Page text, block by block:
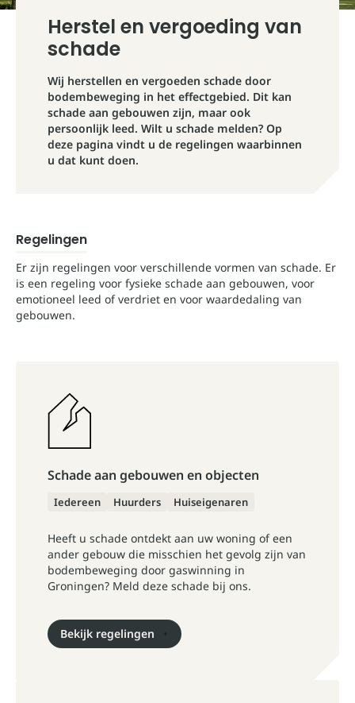
Herstel en vergoeding van
schade
Wij herstellen en vergoeden schade door
bodembeweging in het effectgebied. Dit kan
schade aan gebouwen zijn, maar ook
persoonlijk leed. Wilt u schade melden? Op
deze pagina vindt u de regelingen waarbinnen
u dat kunt doen.
Regelingen
Er zijn regelingen voor verschillende vormen van schade. Er
is een regeling voor fysieke schade aan gebouwen, voor
emotioneel leed of verdriet en voor waardedaling van
gebouwen.
Schade aan gebouwen en objecten
Iedereen Huurders Huiseigenaren
Heeft u schade ontdekt aan uw woning of een
ander gebouw die misschien het gevolg zijn van
bodembeweging door gaswinning in
Groningen? Meld deze schade bij ons.
Bekijk regelingen